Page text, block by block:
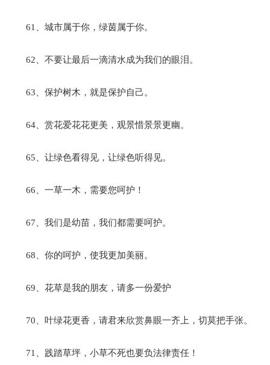
61、城市属于你，绿茵属于你。
62、不要让最后一滴清水成为我们的眼泪。
63、保护树木，就是保护自己。
64、赏花爱花花更美，观景惜景景更幽。
65、让绿色看得见，让绿色听得见。
66、一草一木，需要您呵护！
67、我们是幼苗，我们都需要呵护。
68、你的呵护，使我更加美丽。
69、花草是我的朋友，请多一份爱护
70、叶绿花更香，请君来欣赏鼻眼一齐上，切莫把手张。
71、践踏草坪，小草不死也要负法律责任！